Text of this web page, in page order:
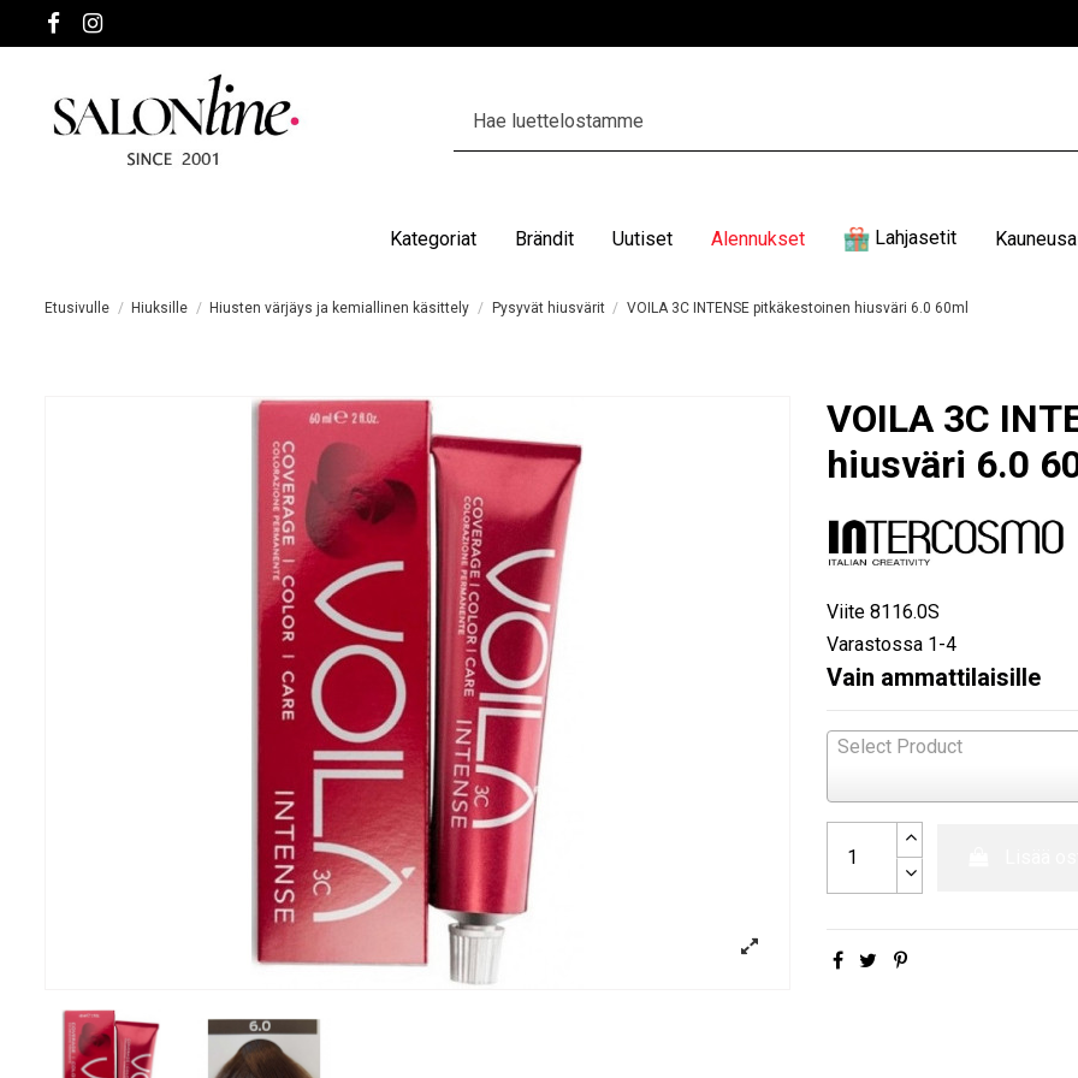
Kategoriat Brändit Uutiset Alennukset Lahjasetit
Etusivulle Hiuksille Hiusten värjäys ja kemiallinen käsittely Pysyvät hiusvärit VOILA 3C INTENSE pitkäkestoinen hiusväri 6.0 60ml
VOILA 3C
hiusväri 6.0
Viite 8116.0S
Varastossa 1-4
Vain ammattilaisille
Select Product